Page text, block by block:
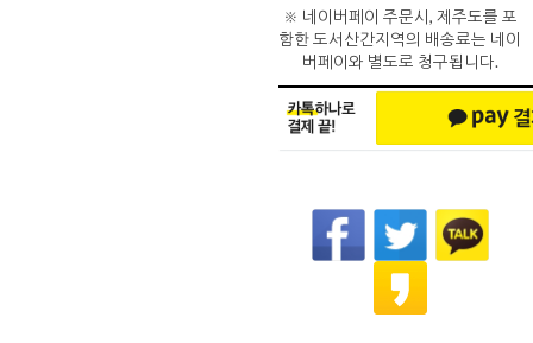
※ 네이버페이 주문시, 제주도를 포
함한 도서산간지역의 배송료는 네이
버페이와 별도로 청구됩니다.